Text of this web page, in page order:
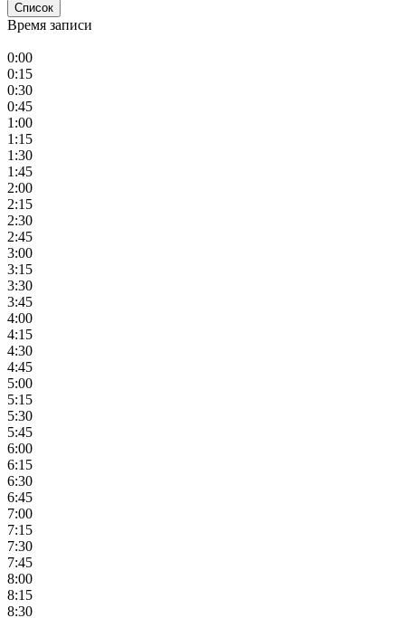
Список
Время записи
0:00
0:15
0:30
0:45
1:00
1:15
1:30
1:45
2:00
2:15
2:30
2:45
3:00
3:15
3:30
3:45
4:00
4:15
4:30
4:45
5:00
5:15
5:30
5:45
6:00
6:15
6:30
6:45
7:00
7:15
7:30
7:45
8:00
8:15
8:30